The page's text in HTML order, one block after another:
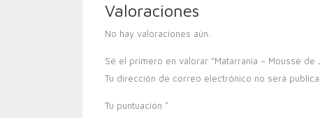
Valoraciones
No hay valoraciones aún.
Sé el primero en valorar “Matarrania – Mousse de
Tu dirección de correo electrónico no será
Tu puntuación *